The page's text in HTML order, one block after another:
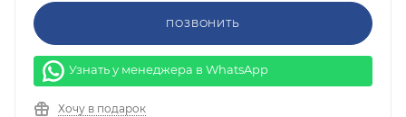
ПОЗВОНИТЬ
Узнать у менеджера в WhatsApp
Хочу в подарок